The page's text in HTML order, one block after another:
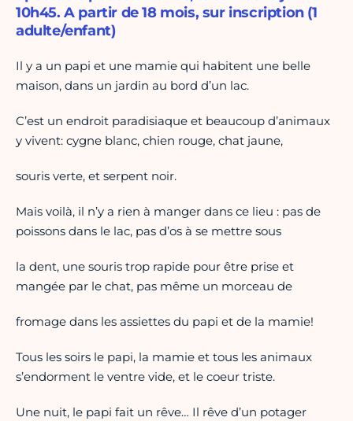
10h45. A partir de 18 mois, sur inscription (1
adulte/enfant)
Il y a un papi et une mamie qui habitent une belle
maison, dans un jardin au bord d’un lac.
C’est un endroit paradisiaque et beaucoup d’animaux
y vivent: cygne blanc, chien rouge, chat jaune,
souris verte, et serpent noir.
Mais voilà, il n’y a rien à manger dans ce lieu : pas de
poissons dans le lac, pas d’os à se mettre sous
la dent, une souris trop rapide pour être prise et
mangée par le chat, pas même un morceau de
fromage dans les assiettes du papi et de la mamie!
Tous les soirs le papi, la mamie et tous les animaux
s’endorment le ventre vide, et le coeur triste.
Une nuit, le papi fait un rêve… Il rêve d’un potager